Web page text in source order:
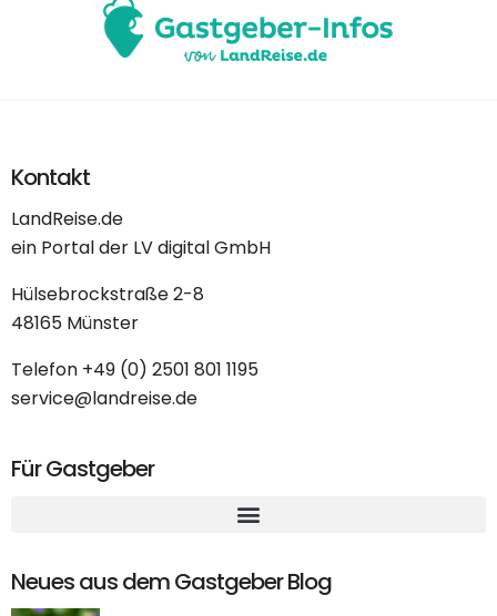
Kontakt
LandReise.de
ein Portal der LV digital GmbH
Hülsebrockstraße 2-8
48165 Münster
Telefon +49 (0) 2501 801 1195
service@landreise.de
Für Gastgeber
Neues aus dem Gastgeber Blog